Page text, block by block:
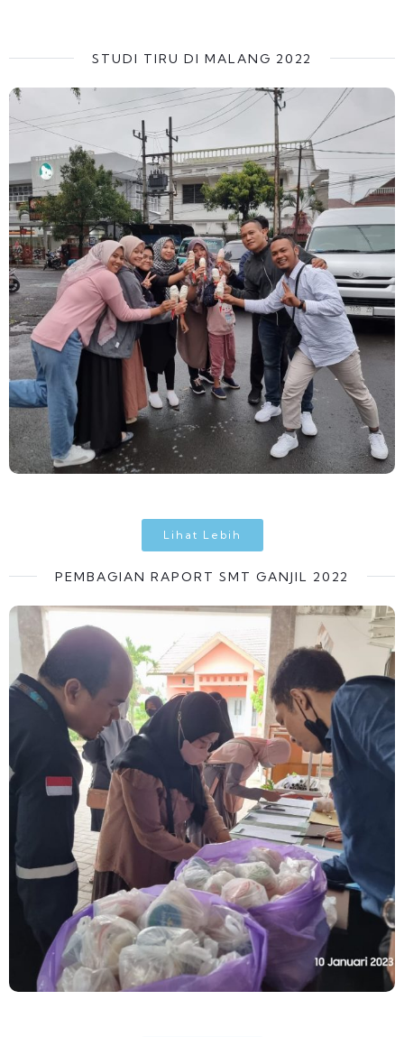
STUDI TIRU DI MALANG 2022
Lihat Lebih
PEMBAGIAN RAPORT SMT GANJIL 2022